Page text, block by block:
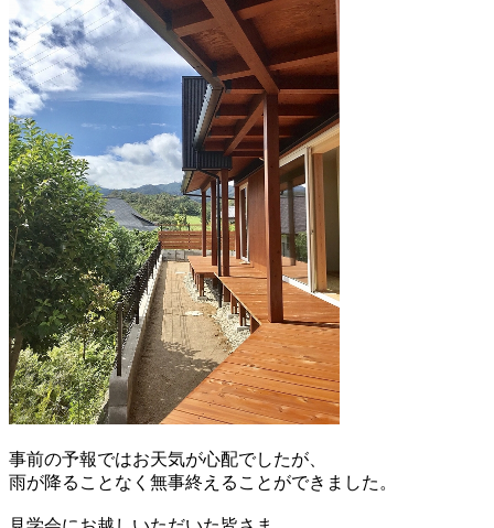
事前の予報ではお天気が心配でしたが、
雨が降ることなく無事終えることができました。